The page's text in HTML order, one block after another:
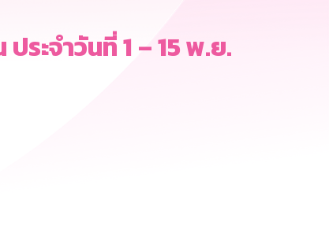
ระจำวันที่ 1 – 15 พ.ย.